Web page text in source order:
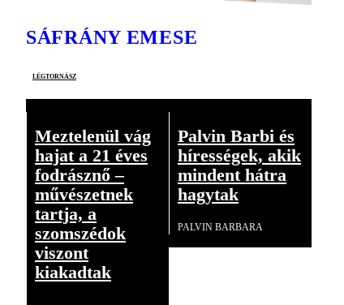
SÁFRÁNY EMESE
légtornász
Meztelenül vág
hajat a 21 éves
fodrásznő –
művészetnek
tartja, a
szomszédok
viszont
kiakadtak
Palvin Barbi és
hírességek, akik
mindent hátra
hagytak
PALVIN BARBARA